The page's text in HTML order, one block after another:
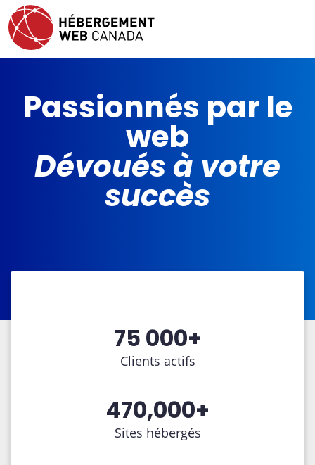
Passionnés par le
web
Dévoués à votre
succès
75 000+
Clients actifs
470,000+
Sites hébergés